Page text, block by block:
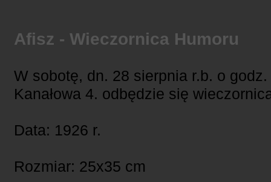
Afisz - Wieczornica Humoru
W sobotę, dn. 28 sierpnia r.b. o
Kanałowa 4. odbędzie się
Data: 1926 r.
Rozmiar: 25x35 cm